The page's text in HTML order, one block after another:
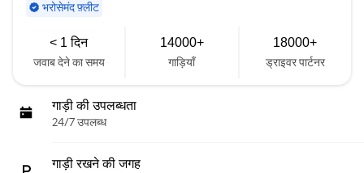
भरोसेमंद फ़्लीट
< 1 दिन
जवाब देने का समय
14000+
गाड़ियाँ
18000+
ड्राइवर पार्टनर
गाड़ी की उपलब्धता
24/7 उपलब्ध
गाड़ी रखने की जगह